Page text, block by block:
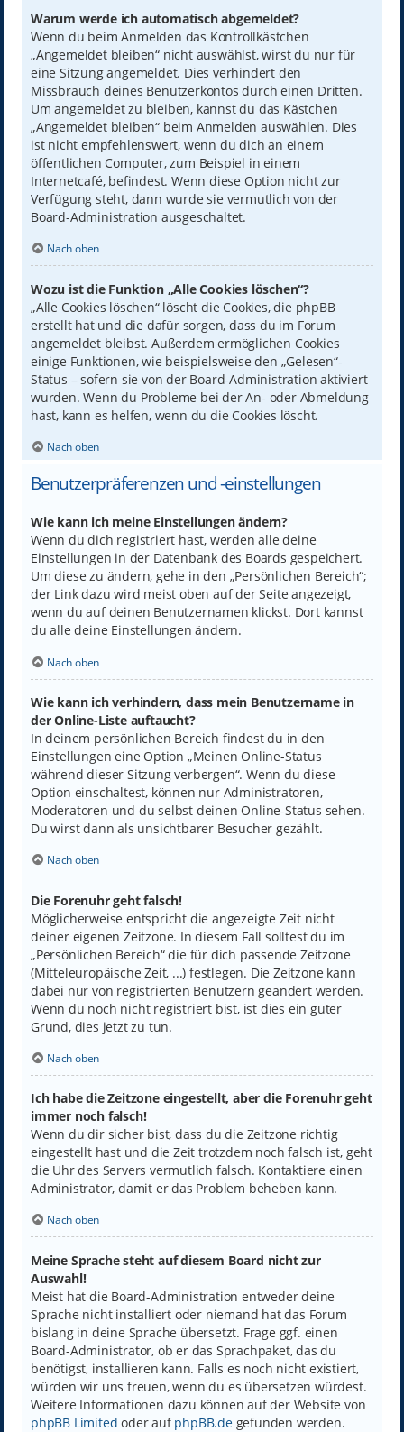
Warum werde ich automatisch abgemeldet?
Wenn du beim Anmelden das Kontrollkästchen
„Angemeldet bleiben“ nicht auswählst, wirst du nur für
eine Sitzung angemeldet. Dies verhindert den
Missbrauch deines Benutzerkontos durch einen Dritten.
Um angemeldet zu bleiben, kannst du das Kästchen
„Angemeldet bleiben“ beim Anmelden auswählen. Dies
ist nicht empfehlenswert, wenn du dich an einem
öffentlichen Computer, zum Beispiel in einem
Internetcafé, befindest. Wenn diese Option nicht zur
Verfügung steht, dann wurde sie vermutlich von der
Board-Administration ausgeschaltet.
Nach oben
Wozu ist die Funktion „Alle Cookies löschen“?
„Alle Cookies löschen“ löscht die Cookies, die phpBB
erstellt hat und die dafür sorgen, dass du im Forum
angemeldet bleibst. Außerdem ermöglichen Cookies
einige Funktionen, wie beispielsweise den „Gelesen“-
Status – sofern sie von der Board-Administration aktiviert
wurden. Wenn du Probleme bei der An- oder Abmeldung
hast, kann es helfen, wenn du die Cookies löscht.
Nach oben
Benutzerpräferenzen und -einstellungen
Wie kann ich meine Einstellungen ändern?
Wenn du dich registriert hast, werden alle deine
Einstellungen in der Datenbank des Boards gespeichert.
Um diese zu ändern, gehe in den „Persönlichen Bereich“;
der Link dazu wird meist oben auf der Seite angezeigt,
wenn du auf deinen Benutzernamen klickst. Dort kannst
du alle deine Einstellungen ändern.
Nach oben
Wie kann ich verhindern, dass mein Benutzername in
der Online-Liste auftaucht?
In deinem persönlichen Bereich findest du in den
Einstellungen eine Option „Meinen Online-Status
während dieser Sitzung verbergen“. Wenn du diese
Option einschaltest, können nur Administratoren,
Moderatoren und du selbst deinen Online-Status sehen.
Du wirst dann als unsichtbarer Besucher gezählt.
Nach oben
Die Forenuhr geht falsch!
Möglicherweise entspricht die angezeigte Zeit nicht
deiner eigenen Zeitzone. In diesem Fall solltest du im
„Persönlichen Bereich“ die für dich passende Zeitzone
(Mitteleuropäische Zeit, ...) festlegen. Die Zeitzone kann
dabei nur von registrierten Benutzern geändert werden.
Wenn du noch nicht registriert bist, ist dies ein guter
Grund, dies jetzt zu tun.
Nach oben
Ich habe die Zeitzone eingestellt, aber die Forenuhr geht
immer noch falsch!
Wenn du dir sicher bist, dass du die Zeitzone richtig
eingestellt hast und die Zeit trotzdem noch falsch ist, geht
die Uhr des Servers vermutlich falsch. Kontaktiere einen
Administrator, damit er das Problem beheben kann.
Nach oben
Meine Sprache steht auf diesem Board nicht zur
Auswahl!
Meist hat die Board-Administration entweder deine
Sprache nicht installiert oder niemand hat das Forum
bislang in deine Sprache übersetzt. Frage ggf. einen
Board-Administrator, ob er das Sprachpaket, das du
benötigst, installieren kann. Falls es noch nicht existiert,
würden wir uns freuen, wenn du es übersetzen würdest.
Weitere Informationen dazu können auf der Website von
phpBB Limited oder aufphpBB.degefunden werden.